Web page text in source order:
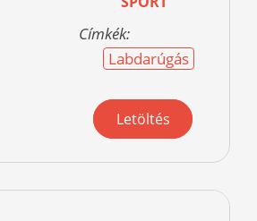
Címkék:
Labdarúgás
Letöltés